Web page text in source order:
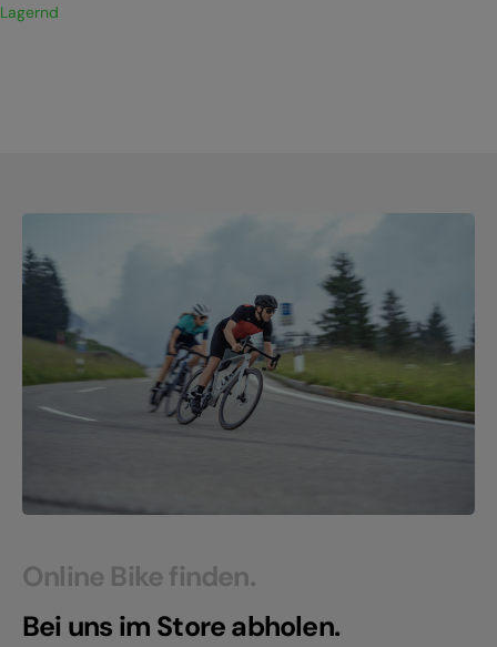
Lagernd
Online Bike finden.
Bei uns im Store abholen.